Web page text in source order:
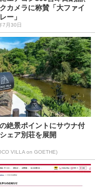
カメラに称賛「大ファイ
ー」
7月30日
絶景ポイントにサウナ付
ェア別荘を展開
VILLA on GOETHE)